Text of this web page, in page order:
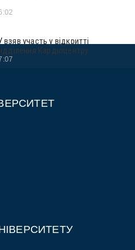
участь у відкритті
Кардіоцентру